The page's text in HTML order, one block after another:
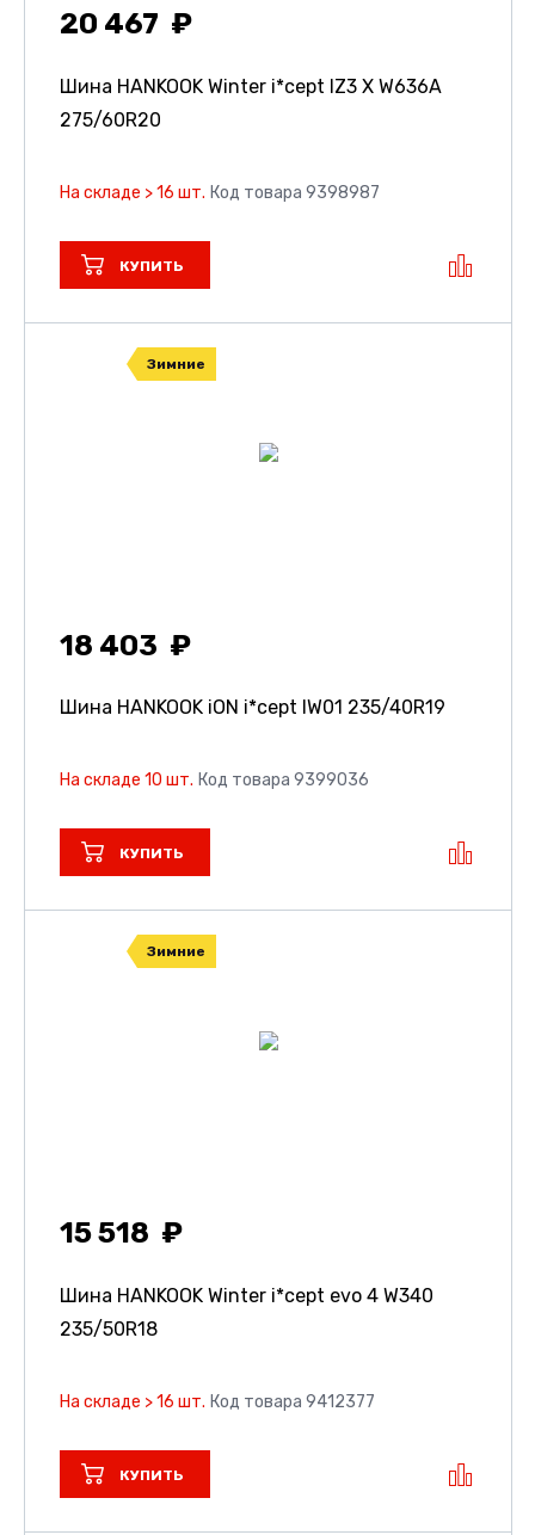
20 467
Шина HANKOOK Winter i*cept IZ3 X W636A
275/60R20
На складе > 16 шт. Код товара 9398987
КУПИТЬ
Зимние
18 403
Шина HANKOOK iON i*cept IW01 235/40R19
На складе 10 шт. Код товара 9399036
КУПИТЬ
Зимние
15 518
Шина HANKOOK Winter i*cept evo 4 W340
235/50R18
На складе > 16 шт. Код товара 9412377
КУПИТЬ